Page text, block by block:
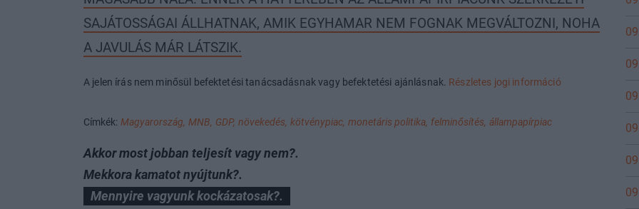
SAJÁTOSSÁGAI ÁLLHATNAK, AMIK EGYHAMAR NEM FOGNAK MEGVÁLTOZNI, NOHA
A JAVULÁS MÁR LÁTSZIK.
A jelen írás nem minősül befektetési tanácsadásnak vagy befektetési ajánlásnak. Részletes jogi információ
Címkék: Magyarország, MNB, GDP, növekedés, kötvénypiac, monetáris politika, felminősítés, állampapírpiac
Akkor most jobban teljesít vagy nem?.
Mekkora kamatot nyújtunk?.
Mennyire vagyunk kockázatosak?.